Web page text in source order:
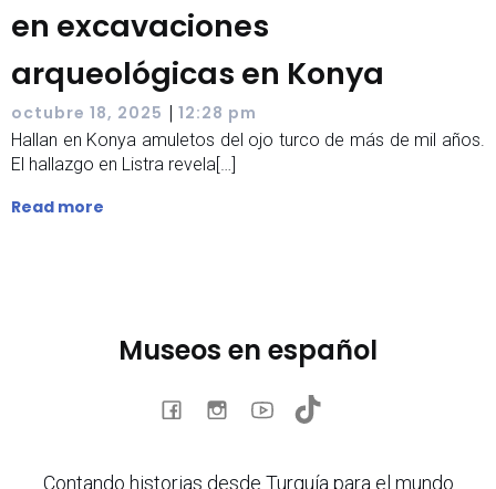
en excavaciones
arqueológicas en Konya
octubre 18, 2025 | 12:28 pm
Hallan en Konya amuletos del ojo turco de más de mil años.
El hallazgo en Listra revela[…]
Read more
Museos en español
Contando historias desde Turquía para el mundo